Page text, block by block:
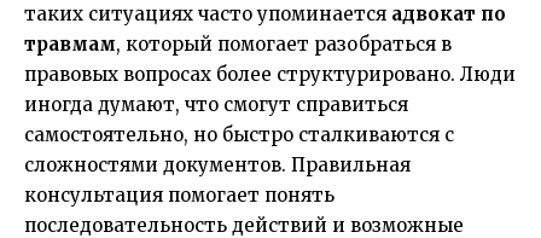
таких ситуациях часто упоминается адвокат по
травмам, который помогает разобраться в
правовых вопросах более структурировано. Люди
иногда думают, что смогут справиться
самостоятельно, но быстро сталкиваются с
сложностями документов. Правильная
консультация помогает понять
последовательность действий и возможные